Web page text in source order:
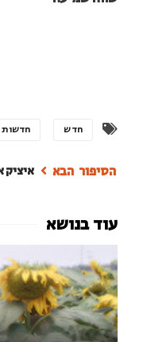
חדש חדשות